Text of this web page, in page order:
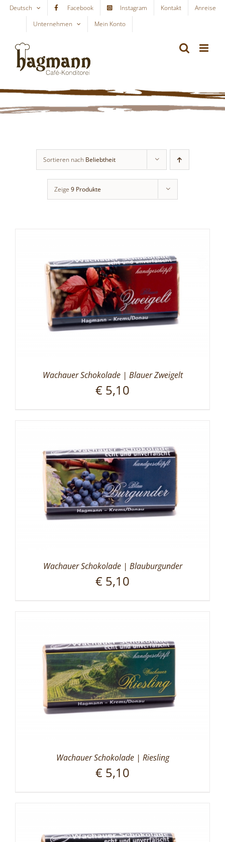
Skip
content
Deutsch Facebook Instagram Kontakt
Anreise
Unternehmen
Mein Konto
Sortieren nach Beliebtheit
Zeige 9 Produkte
Wachauer Schokolade | Blauer Zweigelt
€ 5,10
Wachauer Schokolade | Blauburgunder
€ 5,10
Wachauer Schokolade | Riesling
€ 5,10